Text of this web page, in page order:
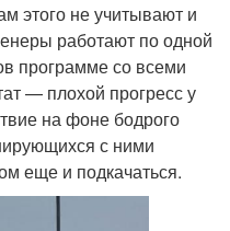
этого не учитывают и
работают по одной
программе со всеми
— плохой прогресс у
на фоне бодрого
с ними
еще и подкачаться.